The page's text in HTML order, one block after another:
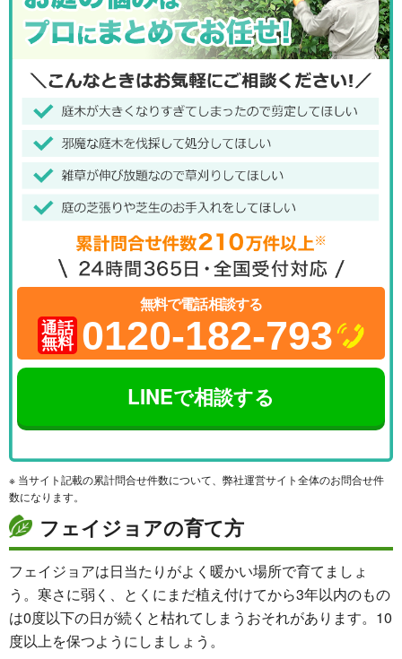
無料で電話相談する
通話
無料 0120-182-793
LINEで相談する
※ 当サイト記載の累計問合せ件数について、弊社運営サイト全体のお問合せ件
数になります。
フェイジョアの育て方
フェイジョアは日当たりがよく暖かい場所で育てましょ
う。寒さに弱く、とくにまだ植え付けてから3年以内のもの
は0度以下の日が続くと枯れてしまうおそれがあります。10
度以上を保つようにしましょう。